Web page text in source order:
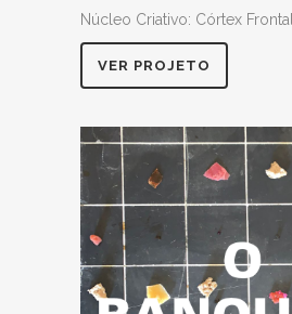
Núcleo Criativo: Córtex
VER PROJETO